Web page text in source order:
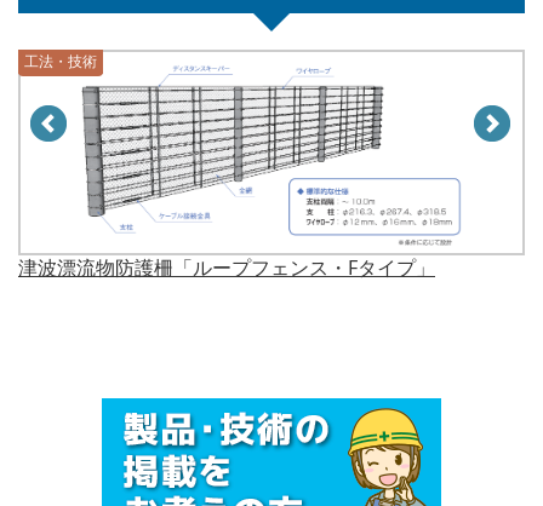
工法・技術
工法・技術
津波漂流物防護柵「ループフェンス・Fタイプ」